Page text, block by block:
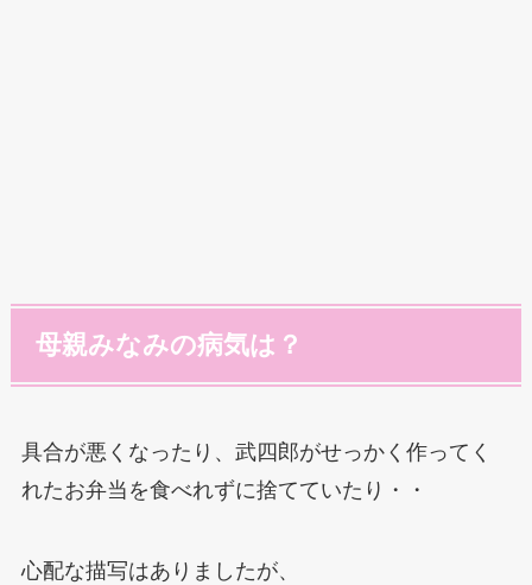
母親みなみの病気は？
具合が悪くなったり、武四郎がせっかく作ってく
れたお弁当を食べれずに捨てていたり・・
心配な描写はありましたが、